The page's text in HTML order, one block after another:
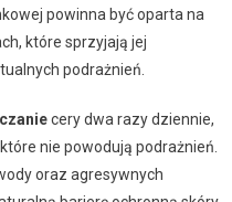
powinna być oparta na
które sprzyjają jej
podrażnień.
cery dwa razy dziennie,
nie powodują podrażnień.
oraz agresywnych